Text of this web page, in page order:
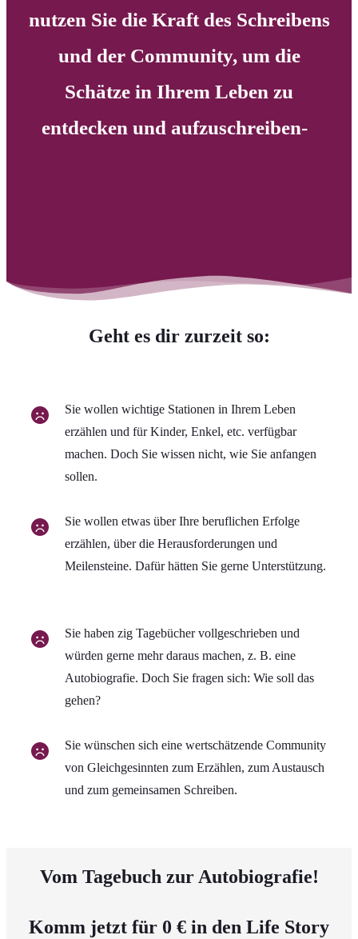
nutzen Sie die Kraft des Schreibens
und der Community, um die
Schätze in Ihrem Leben zu
entdecken und aufzuschreiben-
Geht es dir zurzeit so:
Sie wollen wichtige Stationen in Ihrem Leben
erzählen und für Kinder, Enkel, etc. verfügbar
machen. Doch Sie wissen nicht, wie Sie anfangen
sollen.
Sie wollen etwas über Ihre beruflichen Erfolge
erzählen, über die Herausforderungen und
Meilensteine. Dafür hätten Sie gerne Unterstützung.
Sie haben zig Tagebücher vollgeschrieben und
würden gerne mehr daraus machen, z. B. eine
Autobiografie. Doch Sie fragen sich: Wie soll das
gehen?
Sie wünschen sich eine wertschätzende Community
von Gleichgesinnten zum Erzählen, zum Austausch
und zum gemeinsamen Schreiben.
Vom Tagebuch zur Autobiografie!
Komm jetzt für 0 € in den Life Story